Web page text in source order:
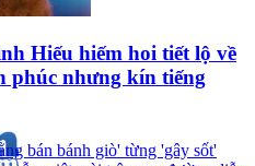
Hiếu hiếm hoi tiết lộ về
phúc nhưng kín tiếng
bán bánh giò' từng 'gây sốt'